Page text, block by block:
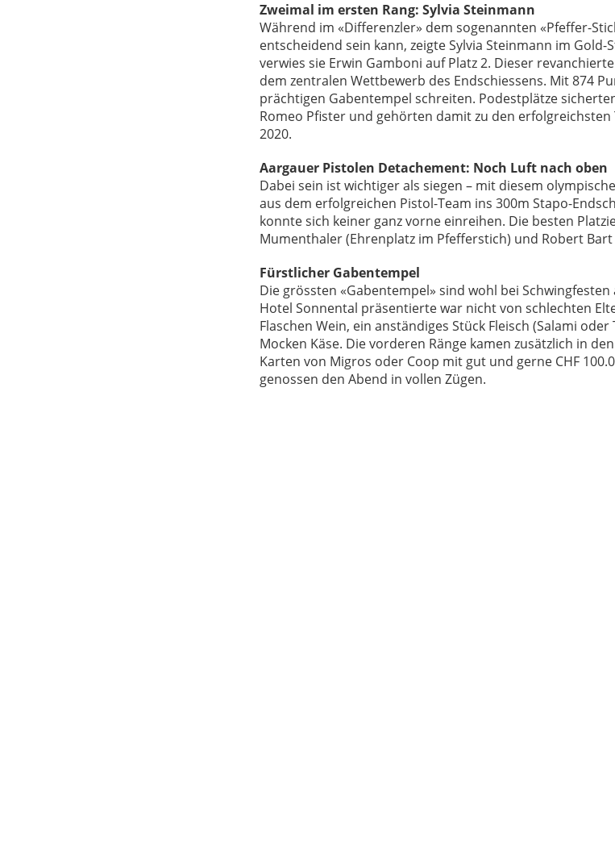
Zweimal im ersten Rang: Sylvia Steinmann
Während im «Differenzler» dem sogenannten «Pfeffer-
entscheidend sein kann, zeigte Sylvia Steinmann im Gold-
verwies sie Erwin Gamboni auf Platz 2. Dieser
dem zentralen Wettbewerb des Endschiessens. Mit 874
prächtigen Gabentempel schreiten. Podestplätze
Romeo Pfister und gehörten damit zu den erfolgreichsten
2020.
Aargauer Pistolen Detachement: Noch Luft nach oben
Dabei sein ist wichtiger als siegen – mit diesem
aus dem erfolgreichen Pistol-Team ins 300m Stapo-
konnte sich keiner ganz vorne einreihen. Die besten
Mumenthaler (Ehrenplatz im Pfefferstich) und Robert
Fürstlicher Gabentempel
Die grössten «Gabentempel» sind wohl bei
Hotel Sonnental präsentierte war nicht von schlechten
Flaschen Wein, ein anständiges Stück Fleisch (Salami
Mocken Käse. Die vorderen Ränge kamen zusätzlich in
Karten von Migros oder Coop mit gut und gerne CHF
genossen den Abend in vollen Zügen.